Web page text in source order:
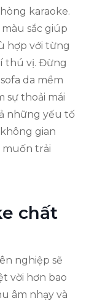
karaoke.
sắc giúp
hợp với từng
thú vị. Đừng
da mềm
sự thoải mái
những yếu tố
gian
muốn trải
chất
nghiệp sẽ
vời hơn bao
âm nhạy và